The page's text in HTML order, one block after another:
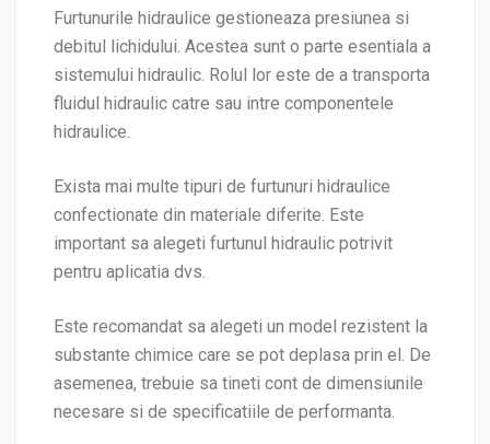
Furtunurile hidraulice gestioneaza presiunea si
debitul lichidului. Acestea sunt o parte esentiala a
sistemului hidraulic. Rolul lor este de a transporta
fluidul hidraulic catre sau intre componentele
hidraulice.
Exista mai multe tipuri de furtunuri hidraulice
confectionate din materiale diferite. Este
important sa alegeti furtunul hidraulic potrivit
pentru aplicatia dvs.
Este recomandat sa alegeti un model rezistent la
substante chimice care se pot deplasa prin el. De
asemenea, trebuie sa tineti cont de dimensiunile
necesare si de specificatiile de performanta.